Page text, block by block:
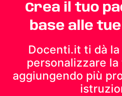
Crea il tuo
base alle
Docenti.it ti dà
personalizzare la
aggiungendo più